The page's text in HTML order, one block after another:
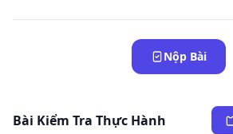
Nộp Bài
Bài Kiểm Tra Thực Hành